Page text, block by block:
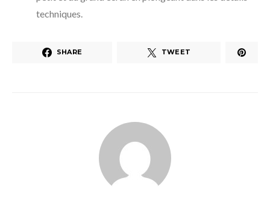
techniques.
SHARE TWEET